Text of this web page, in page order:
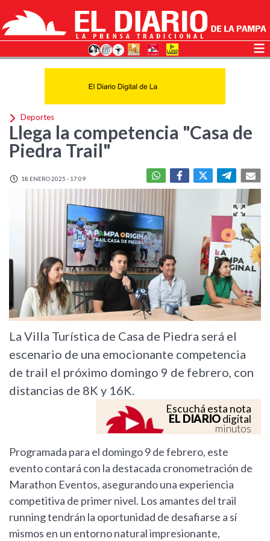
Deportes
Llega la competencia "Casa de
Piedra Trail"
18 ENERO 2025 - 17:09
La Villa Turística de Casa de Piedra será el
escenario de una emocionante competencia
de trail el próximo domingo 9 de febrero, con
distancias de 8K y 16K.
Escuchá esta nota
EL DIARIOdigital
minutos
Programada para el domingo 9 de febrero, este
evento contará con la destacada cronometración de
Marathon Eventos, asegurando una experiencia
competitiva de primer nivel. Los amantes del trail
running tendrán la oportunidad de desafiarse a sí
mismos en un entorno natural impresionante,